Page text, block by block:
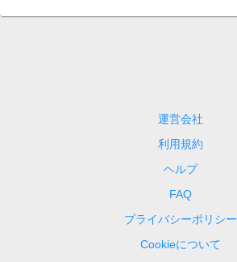
運営会社
利用規約
ヘルプ
FAQ
プライバシーポリシー
Cookieについて